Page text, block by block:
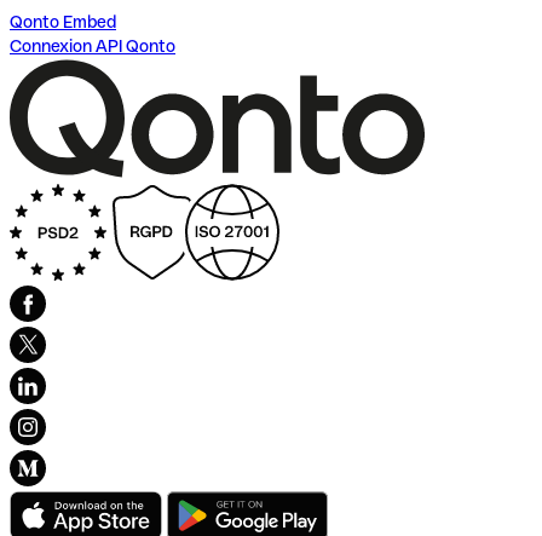
Qonto Embed
Connexion API Qonto